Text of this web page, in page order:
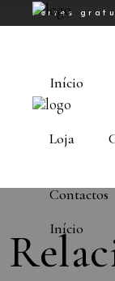
Portes
Início
Início
Loja
Contactos